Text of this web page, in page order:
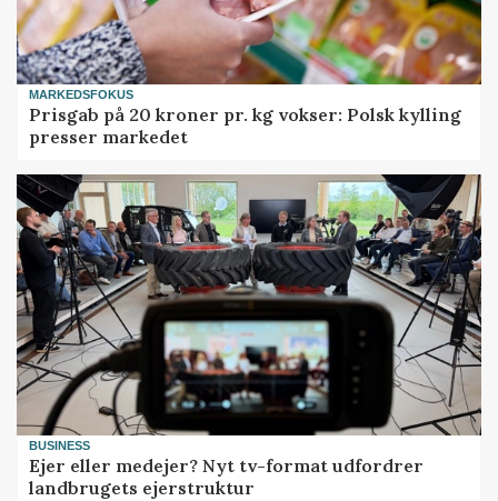
MARKEDSFOKUS
Prisgab på 20 kroner pr. kg vokser: Polsk kylling
presser markedet
BUSINESS
Ejer eller medejer? Nyt tv-format udfordrer
landbrugets ejerstruktur